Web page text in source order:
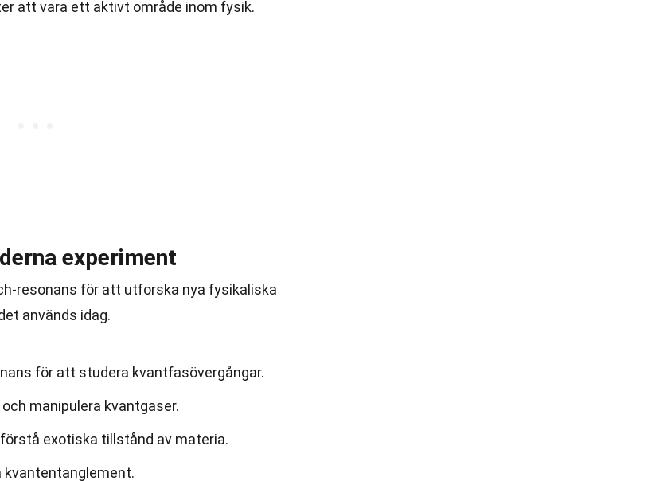
att vara ett aktivt område inom fysik.
experiment
resonans för att utforska nya fysikaliska
används idag.
för att studera kvantfasövergångar.
manipulera kvantgaser.
exotiska tillstånd av materia.
kvantentanglement.